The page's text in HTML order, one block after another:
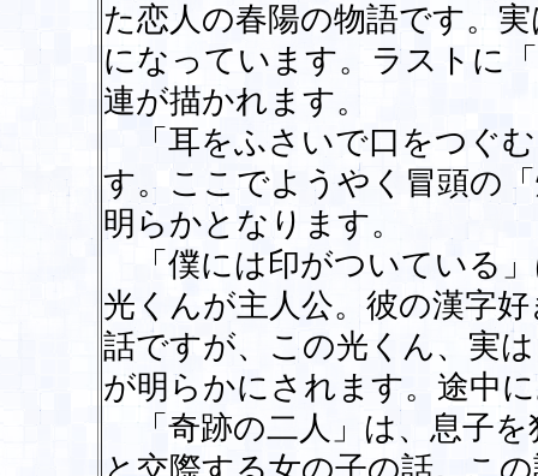
た恋人の春陽の物語です。
になっています。ラストに
連が描かれます。
「耳をふさいで口をつぐ
す。ここでようやく冒頭の
明らかとなります。
「僕には印がついている
光くんが主人公。彼の漢字
話ですが、この光くん、実
が明らかにされます。途中
「奇跡の二人」は、息子
と交際する女の子の話。こ